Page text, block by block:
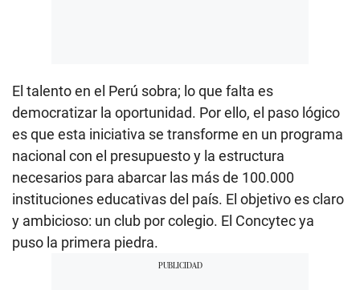
El talento en el Perú sobra; lo que falta es
democratizar la oportunidad. Por ello, el paso lógico
es que esta iniciativa se transforme en un programa
nacional con el presupuesto y la estructura
necesarios para abarcar las más de 100.000
instituciones educativas del país. El objetivo es claro
y ambicioso: un club por colegio. El Concytec ya
puso la primera piedra.